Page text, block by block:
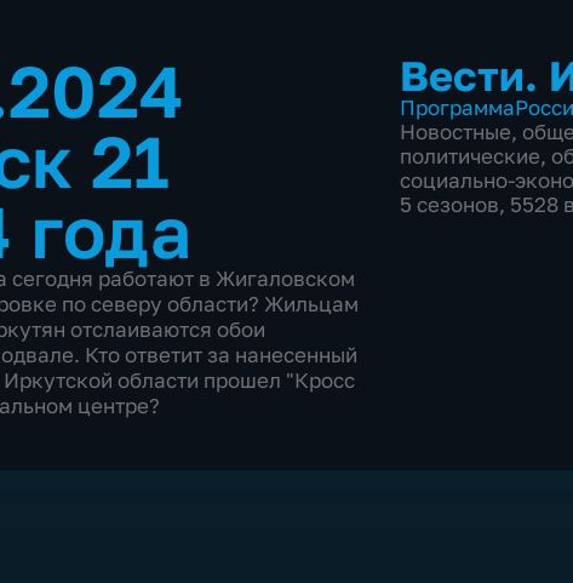
21
года
сегодня работают в Жигаловском
по северу области? Жильцам
отслаиваются обои
Кто ответит за нанесенный
области прошел "Кросс
центре?
Вести.
Программа
Новостные,
политические,
социально-
5 сезонов, 5528